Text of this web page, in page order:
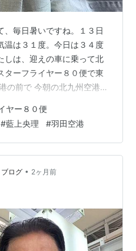
、毎日暑いですね。１３日
温は３１度。今日は３４度
しは、迎えの車に乗って北
ターフライヤー８０便で東
の前で 今朝の北九州空港
める一般財団法人 冠婚葬
会議出席がメインです。
（７月予定でしたが、延期
十四代 今泉今右衛門先生と
』（仮題、産経新聞出
コンパッショナ…
ヤー８０便
#藍上央理 #羽田空港
ログ • 2ヶ月前